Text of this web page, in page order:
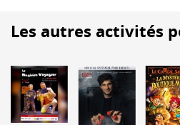
Les autres activités